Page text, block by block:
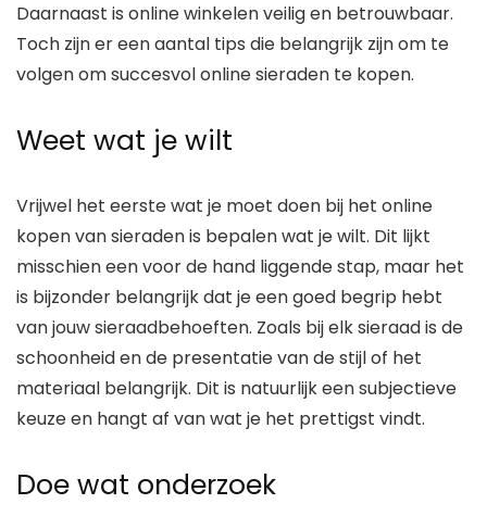
Daarnaast is online winkelen veilig en betrouwbaar.
Toch zijn er een aantal tips die belangrijk zijn om te
volgen om succesvol online sieraden te kopen.
Weet wat je wilt
Vrijwel het eerste wat je moet doen bij het online
kopen van sieraden is bepalen wat je wilt. Dit lijkt
misschien een voor de hand liggende stap, maar het
is bijzonder belangrijk dat je een goed begrip hebt
van jouw sieraadbehoeften. Zoals bij elk sieraad is de
schoonheid en de presentatie van de stijl of het
materiaal belangrijk. Dit is natuurlijk een subjectieve
keuze en hangt af van wat je het prettigst vindt.
Doe wat onderzoek